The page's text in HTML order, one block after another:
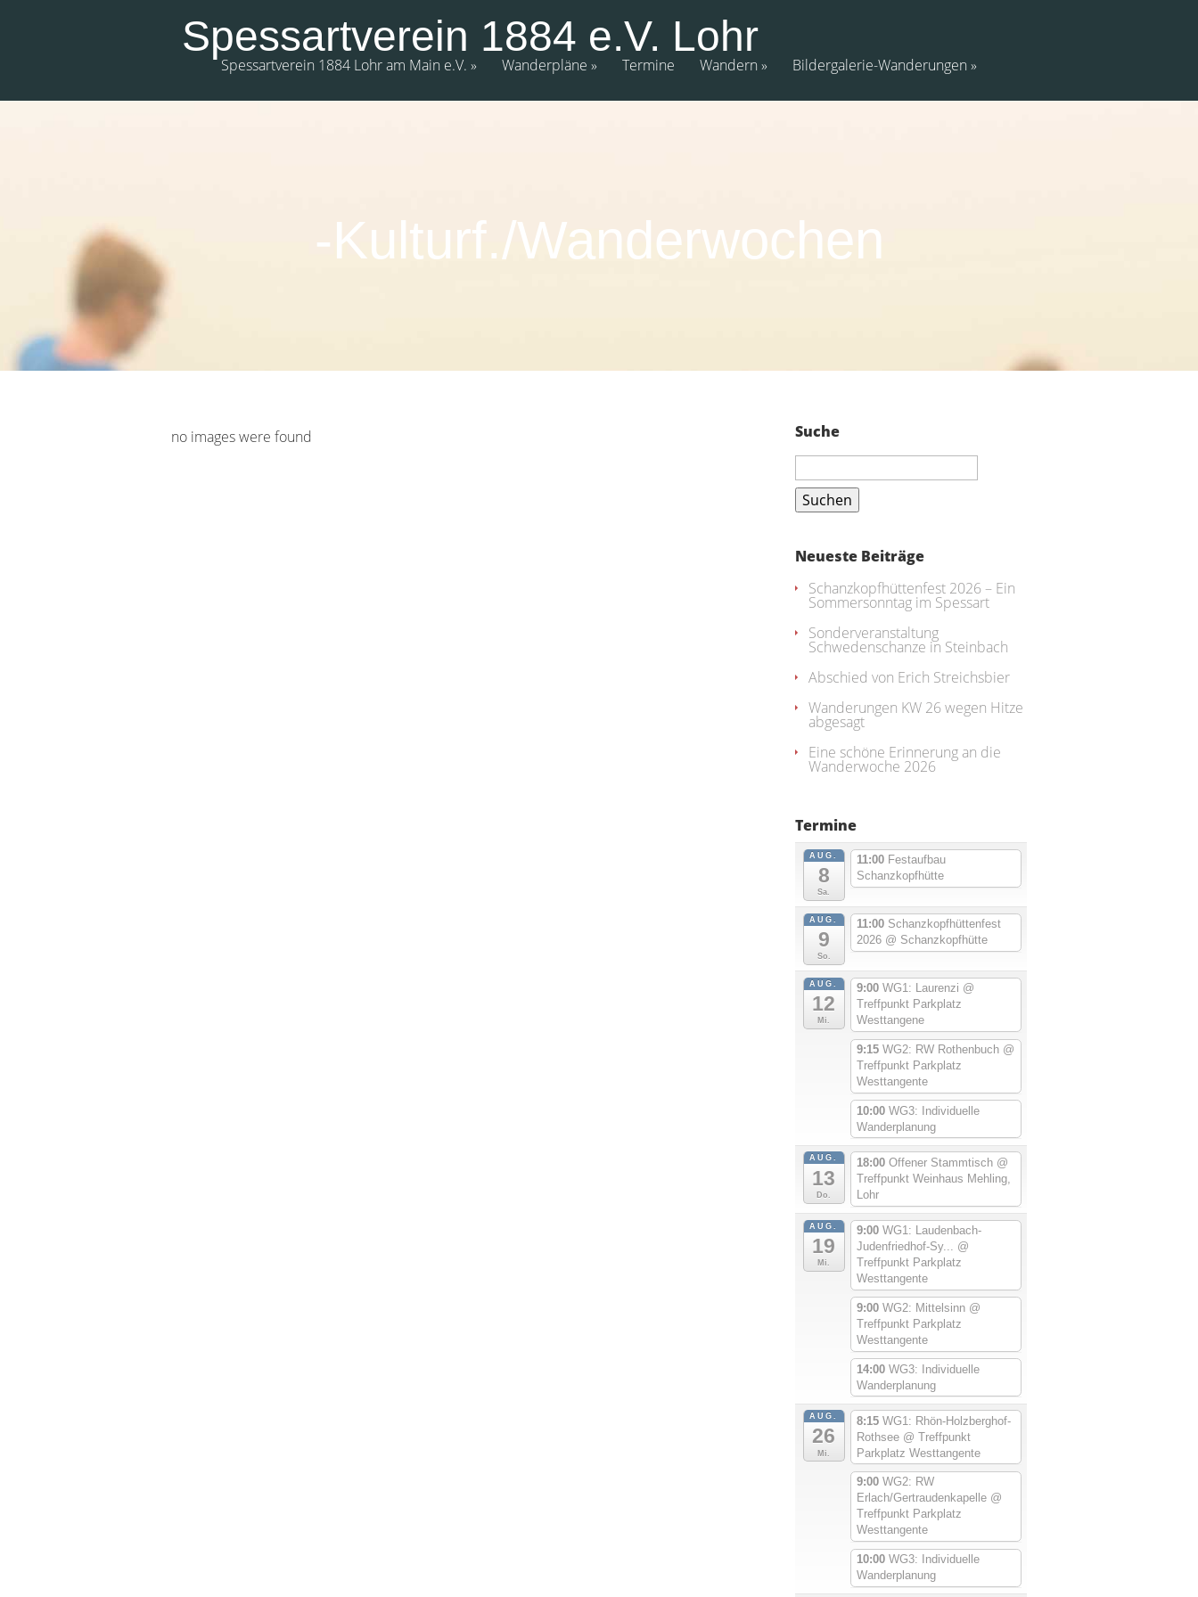
Spessartverein 1884 e.V. Lohr
Spessartverein 1884 Lohr am Main e.V. Wanderpläne Termine Wandern Bildergalerie-Wanderungen
-Kulturf./Wanderwochen
no images were found
Suche
Suchen
Neueste Beiträge
Schanzkopfhüttenfest 2026 – Ein
Sommersonntag im Spessart
Sonderveranstaltung
Schwedenschanze in Steinbach
Abschied von Erich Streichsbier
Wanderungen KW 26 wegen Hitze
abgesagt
Eine schöne Erinnerung an die
Wanderwoche 2026
Termine
AUG.
8
Sa.
11:00 Festaufbau
Schanzkopfhütte
AUG.
9
So.
11:00 Schanzkopfhüttenfest
2026 @ Schanzkopfhütte
AUG.
12
Mi.
9:00 WG1: Laurenzi @
Treffpunkt Parkplatz
Westtangene
9:15 WG2: RW Rothenbuch @
Treffpunkt Parkplatz
Westtangente
10:00 WG3: Individuelle
Wanderplanung
AUG.
13
Do.
18:00 Offener Stammtisch @
Treffpunkt Weinhaus Mehling,
Lohr
AUG.
19
Mi.
9:00 WG1: Laudenbach-
Judenfriedhof-Sy... @
Treffpunkt Parkplatz
Westtangente
9:00 WG2: Mittelsinn @
Treffpunkt Parkplatz
Westtangente
14:00 WG3: Individuelle
Wanderplanung
AUG.
26
Mi.
8:15 WG1: Rhön-Holzberghof-
Rothsee @ Treffpunkt
Parkplatz Westtangente
9:00 WG2: RW
Erlach/Gertraudenkapelle @
Treffpunkt Parkplatz
Westtangente
10:00 WG3: Individuelle
Wanderplanung